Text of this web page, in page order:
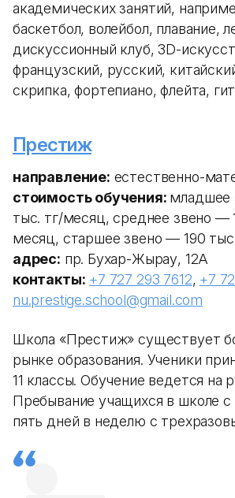
академических занятий,
баскетбол, волейбол, плавание,
дискуссионный клуб, 3D-
французский, русский,
скрипка, фортепиано, флейта,
Престиж
направление: естественно-
стоимость обучения: младшее
тыс. тг/месяц, среднее звено —
месяц, старшее звено — 190
адрес: пр. Бухар-Жырау, 12А
контакты: +7 727 293 7612, +7
nu.prestige.school@gmail.com
Школа «Престиж» существует
рынке образования. Ученики
11 классы. Обучение ведется на
Пребывание учащихся в школе с
пять дней в неделю с